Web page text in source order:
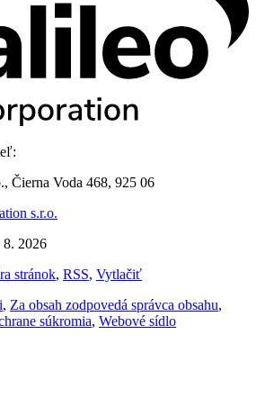
Čierna Voda 468, 925 06
s.r.o.
8. 2026
stránok, RSS, Vytlačiť
, Za obsah zodpovedá správca obsahu,
súkromia, Webové sídlo